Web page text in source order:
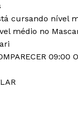
cursando nível
médio no
09:00